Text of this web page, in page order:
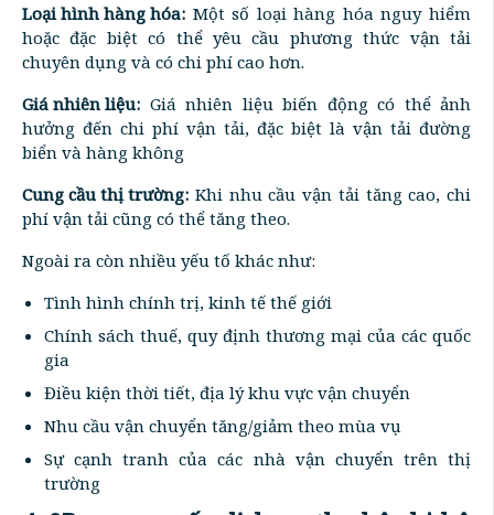
Loại hình hàng hóa: Một số loại hàng hóa nguy hiểm
hoặc đặc biệt có thể yêu cầu phương thức vận tải
chuyên dụng và có chi phí cao hơn.
Giá nhiên liệu: Giá nhiên liệu biến động có thể ảnh
hưởng đến chi phí vận tải, đặc biệt là vận tải đường
biển và hàng không
Cung cầu thị trường: Khi nhu cầu vận tải tăng cao, chi
phí vận tải cũng có thể tăng theo.
Ngoài ra còn nhiều yếu tố khác như:
Tình hình chính trị, kinh tế thế giới
Chính sách thuế, quy định thương mại của các quốc
gia
Điều kiện thời tiết, địa lý khu vực vận chuyển
Nhu cầu vận chuyển tăng/giảm theo mùa vụ
Sự cạnh tranh của các nhà vận chuyển trên thị
trường